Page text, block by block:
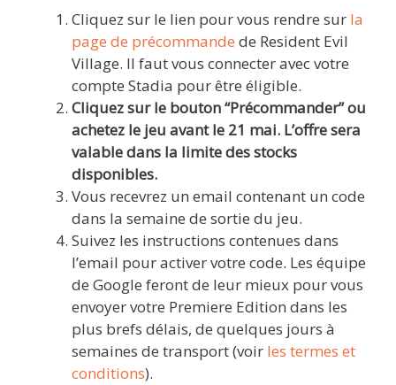
Cliquez sur le lien pour vous rendre sur la
page de précommande de Resident Evil
Village. Il faut vous connecter avec votre
compte Stadia pour être éligible.
Cliquez sur le bouton “Précommander” ou
achetez le jeu avant le 21 mai. L’offre sera
valable dans la limite des stocks
disponibles.
Vous recevrez un email contenant un code
dans la semaine de sortie du jeu.
Suivez les instructions contenues dans
l’email pour activer votre code. Les équipe
de Google feront de leur mieux pour vous
envoyer votre Premiere Edition dans les
plus brefs délais, de quelques jours à
semaines de transport (voir les termes et
conditions).